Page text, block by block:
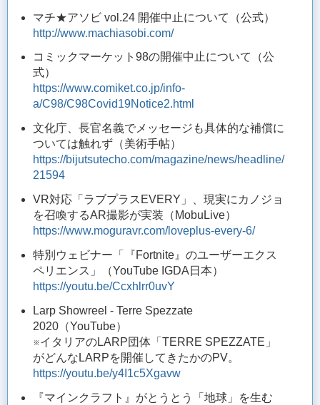
マチ★アソビ vol.24 開催中止について（公式）
http://www.machiasobi.com/
コミックマーケット98の開催中止について（公
式）
https://www.comiket.co.jp/info-
a/C98/C98Covid19Notice2.html
文化庁、長官名義でメッセージも具体的な補償に
ついては触れず（美術手帖）
https://bijutsutecho.com/magazine/news/headline/
21594
VR対応「ラブプラスEVERY」、現実にカノジョ
を召喚するAR撮影が実装（MobuLive）
https://www.moguravr.com/loveplus-every-6/
特別ウェビナー「『Fortnite』のユーザーエクス
ペリエンス」（YouTube IGDA日本）
https://youtu.be/Ccxhlrr0uvY
Larp Showreel - Terre Spezzate
2020（YouTube）
※イタリアのLARP団体「TERRE SPEZZATE」
がどんなLARPを開催してきたかのPV。
https://youtu.be/y4I1c5Xgavw
『マインクラフト』がとうとう「地球」を生む